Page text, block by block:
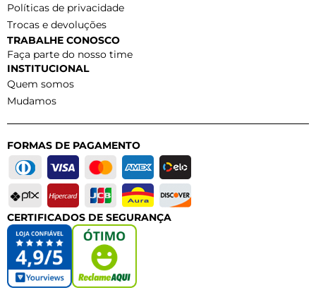
Políticas de privacidade
Trocas e devoluções
TRABALHE CONOSCO
Faça parte do nosso time
INSTITUCIONAL
Quem somos
Mudamos
FORMAS DE PAGAMENTO
CERTIFICADOS DE SEGURANÇA